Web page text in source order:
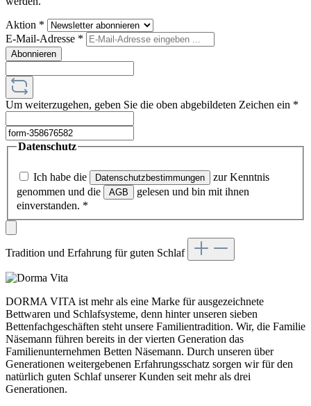
Aktion *
E-Mail-Adresse *
Abonnieren
Um weiterzugehen, geben Sie die oben abgebildeten Zeichen ein *
Datenschutz
Ich habe die Datenschutzbestimmungen
zur Kenntnis
genommen und die
AGB
gelesen und bin mit ihnen
einverstanden. *
Tradition und Erfahrung für guten Schlaf
DORMA VITA ist mehr als eine Marke für ausgezeichnete
Bettwaren und Schlafsysteme, denn hinter unseren sieben
Bettenfachgeschäften steht unsere Familientradition. Wir, die Familie
Näsemann führen bereits in der vierten Generation das
Familienunternehmen Betten Näsemann. Durch unseren über
Generationen weitergebenen Erfahrungsschatz sorgen wir für den
natürlich guten Schlaf unserer Kunden seit mehr als drei
Generationen.